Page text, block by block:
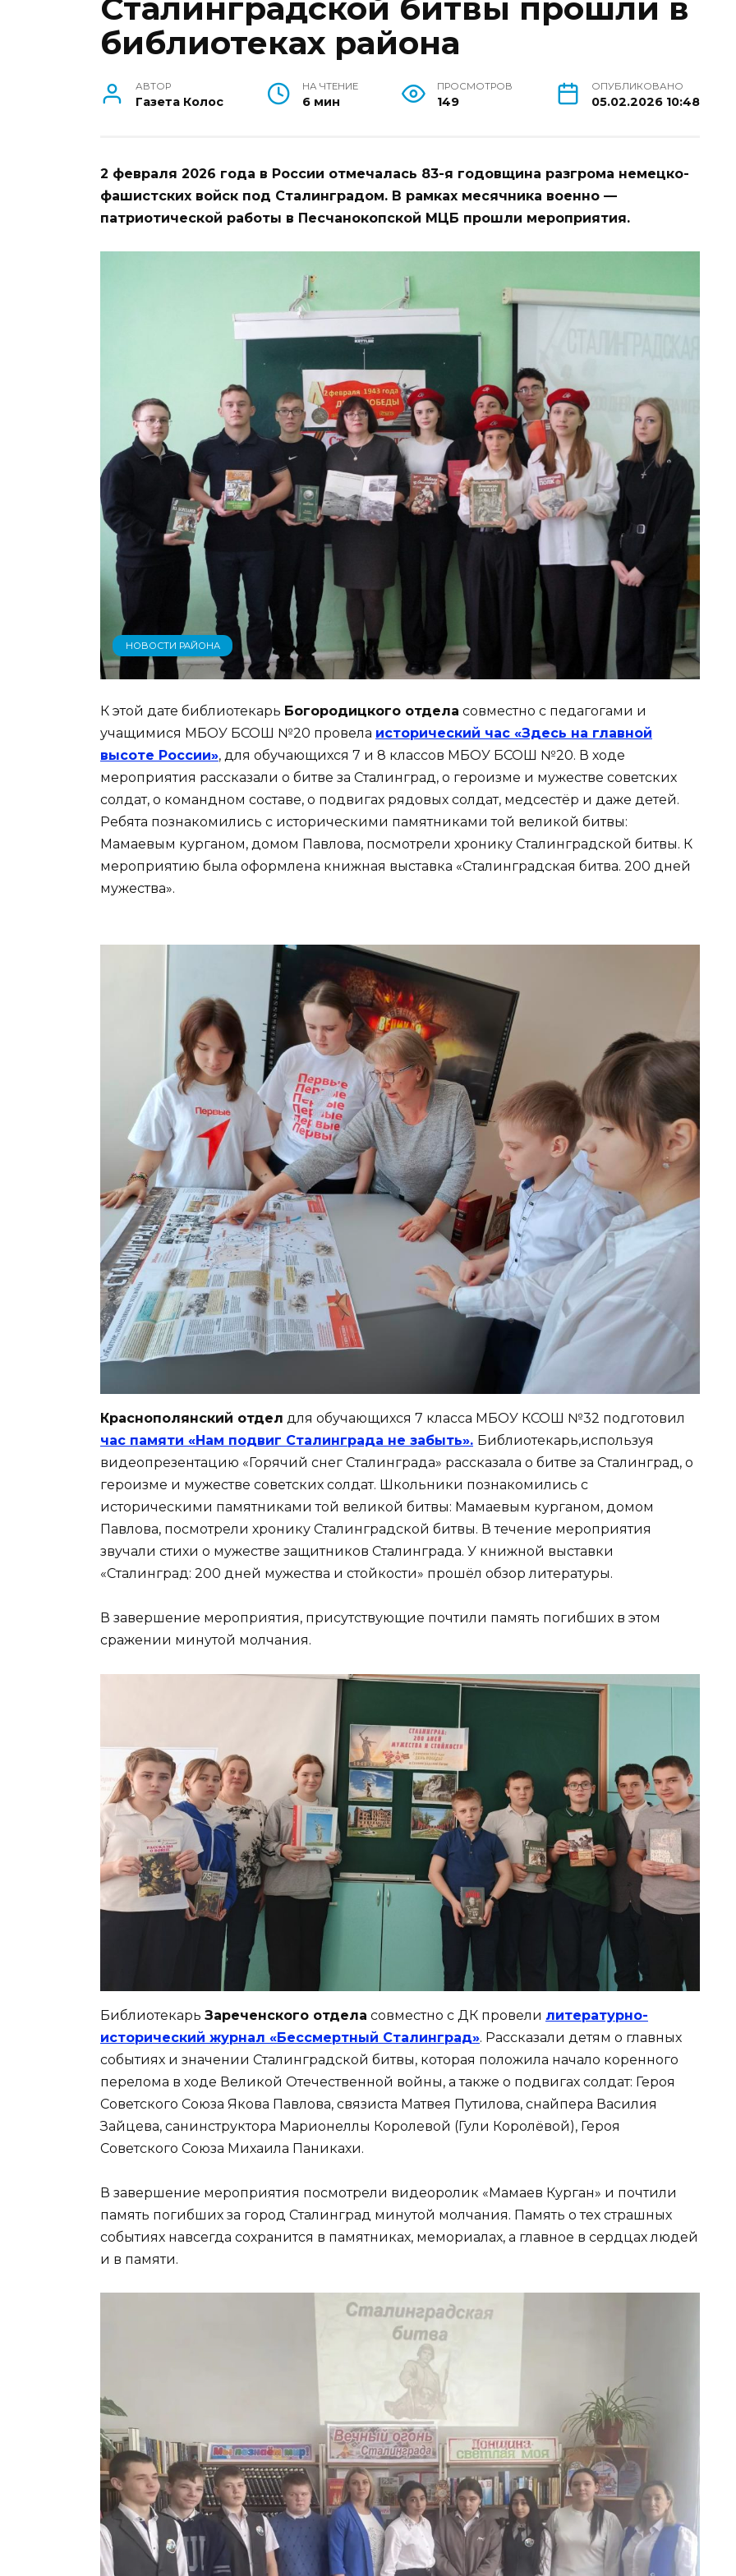
Сталинградской битвы прошли в
библиотеках района
АВТОР
Газета Колос
НА ЧТЕНИЕ
6 мин
ПРОСМОТРОВ
149
ОПУБЛИКОВАНО
05.02.2026 10:48
2 февраля 2026 года в России отмечалась 83-я годовщина разгрома немецко-
фашистских войск под Сталинградом. В рамках месячника военно —
патриотической работы в Песчанокопской МЦБ прошли мероприятия.
НОВОСТИ РАЙОНА
К этой дате библиотекарь Богородицкого отдела совместно с педагогами и
учащимися МБОУ БСОШ №20 провела исторический час «Здесь на главной
высоте России», для обучающихся 7 и 8 классов МБОУ БСОШ №20. В ходе
мероприятия рассказали о битве за Сталинград, о героизме и мужестве советских
солдат, о командном составе, о подвигах рядовых солдат, медсестёр и даже детей.
Ребята познакомились с историческими памятниками той великой битвы:
Мамаевым курганом, домом Павлова, посмотрели хронику Сталинградской битвы. К
мероприятию была оформлена книжная выставка «Сталинградская битва. 200 дней
мужества».
Краснополянский отдел для обучающихся 7 класса МБОУ КСОШ №32 подготовил
час памяти «Нам подвиг Сталинграда не забыть». Библиотекарь,используя
видеопрезентацию «Горячий снег Сталинграда» рассказала о битве за Сталинград, о
героизме и мужестве советских солдат. Школьники познакомились с
историческими памятниками той великой битвы: Мамаевым курганом, домом
Павлова, посмотрели хронику Сталинградской битвы. В течение мероприятия
звучали стихи о мужестве защитников Сталинграда. У книжной выставки
«Сталинград: 200 дней мужества и стойкости» прошёл обзор литературы.
В завершение мероприятия, присутствующие почтили память погибших в этом
сражении минутой молчания.
Библиотекарь Зареченского отдела совместно с ДК провели литературно-
исторический журнал «Бессмертный Сталинград». Рассказали детям о главных
событиях и значении Сталинградской битвы, которая положила начало коренного
перелома в ходе Великой Отечественной войны, а также о подвигах солдат: Героя
Советского Союза Якова Павлова, связиста Матвея Путилова, снайпера Василия
Зайцева, санинструктора Марионеллы Королевой (Гули Королёвой), Героя
Советского Союза Михаила Паникахи.
В завершение мероприятия посмотрели видеоролик «Мамаев Курган» и почтили
память погибших за город Сталинград минутой молчания. Память о тех страшных
событиях навсегда сохранится в памятниках, мемориалах, а главное в сердцах людей
и в памяти.